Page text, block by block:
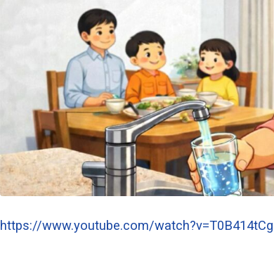
https://www.youtube.com/